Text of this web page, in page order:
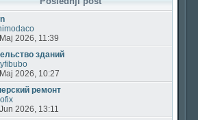
2026, 11:39
зданий
2026, 10:27
ремонт
2026, 13:11